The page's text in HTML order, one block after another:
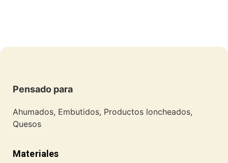
Pensado para
Ahumados, Embutidos, Productos loncheados,
Quesos
Materiales